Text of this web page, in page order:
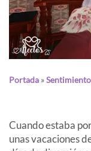
Portada »
Cuando estaba
unas vacaciones